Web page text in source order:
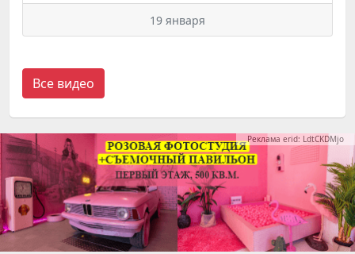
19 января
Все видео
Реклама erid: LdtCKDMjo